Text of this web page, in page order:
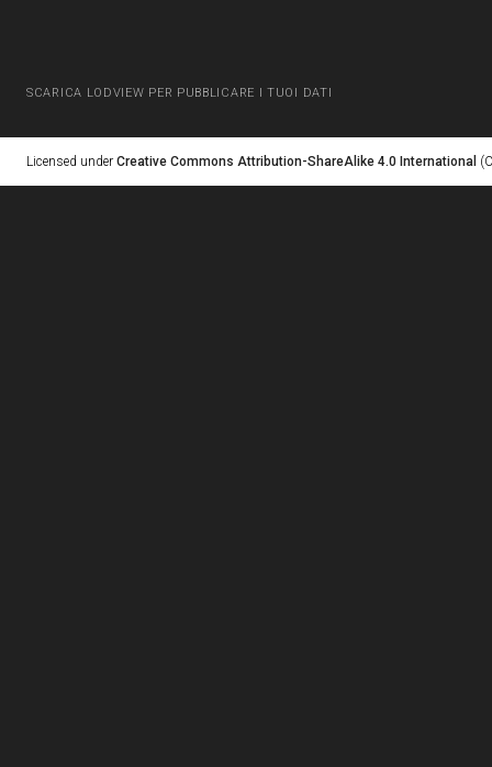
SCARICA LODVIEW PER PUBBLICARE I TUOI DATI
Licensed under Creative Commons Attribution-ShareAlike 4.0 International